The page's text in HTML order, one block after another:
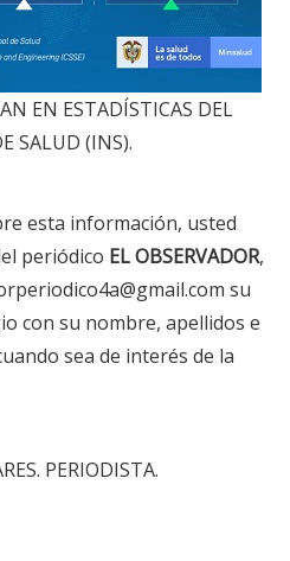
EN ESTADÍSTICAS DEL
SALUD (INS).
esta información, usted
periódico EL OBSERVADOR,
su
con su nombre, apellidos e
sea de interés de la
PERIODISTA.